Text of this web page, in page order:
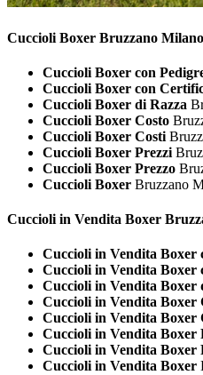
Cuccioli Boxer Bruzzano Milano
Cuccioli Boxer con
Cuccioli Boxer con
Cuccioli Boxer di Razza
Cuccioli Boxer Costo
Cuccioli Boxer Costi
Cuccioli Boxer Prezzi
Cuccioli Boxer Prezzo
Cuccioli Boxer Bruzzano
Cuccioli in Vendita Boxer
Cuccioli in Vendita Boxer
Cuccioli in Vendita Boxer
Cuccioli in Vendita Boxer
Cuccioli in Vendita Boxer
Cuccioli in Vendita Boxer
Cuccioli in Vendita Boxer
Cuccioli in Vendita Boxer
Cuccioli in Vendita Boxer